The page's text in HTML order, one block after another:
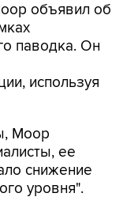
объявил об
паводка. Он
используя
Моор
ее
снижение
уровня".